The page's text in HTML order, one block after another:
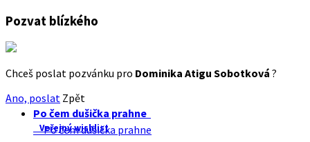
Pozvat blízkého
Chceš poslat pozvánku pro Dominika Atigu Sobotková ?
Ano, poslat Zpět
Po čem dušička prahne
Veřejný wishlist
Po čem dušička prahne